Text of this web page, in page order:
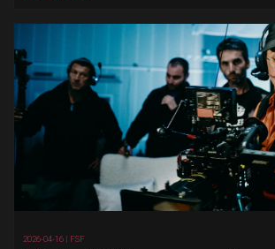
2026-04-16 | FSF